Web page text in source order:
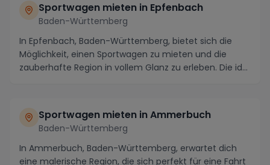
Sportwagen mieten in Epfenbach
Baden-Württemberg
In Epfenbach, Baden-Württemberg, bietet sich die
Möglichkeit, einen Sportwagen zu mieten und die
zauberhafte Region in vollem Glanz zu erleben. Die id...
Sportwagen mieten in Ammerbuch
Baden-Württemberg
In Ammerbuch, Baden-Württemberg, erwartet dich
eine malerische Region, die sich perfekt für eine Fahrt